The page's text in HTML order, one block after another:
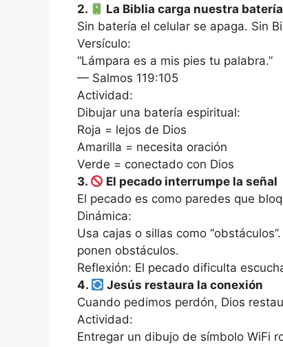
2.
La Biblia carga nuestra
Sin batería el celular se apaga. Sin
Versículo:
“Lámpara es a mis pies tu palabra.”
— Salmos 119:105
Actividad:
Dibujar una batería espiritual:
Roja = lejos de Dios
Amarilla = necesita oración
Verde = conectado con Dios
3.
El pecado interrumpe la señal
El pecado es como paredes que
Dinámica:
Usa cajas o sillas como
ponen obstáculos.
Reflexión: El pecado dificulta
4.
Jesús restaura la conexión
Cuando pedimos perdón, Dios
Actividad:
Entregar un dibujo de símbolo WiFi